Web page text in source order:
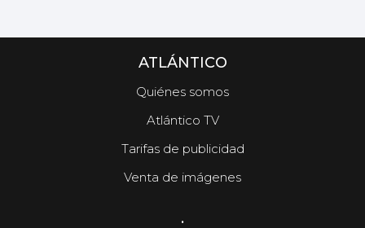
ATLÁNTICO
Quiénes somos
Atlántico TV
Tarifas de publicidad
Venta de imágenes
.